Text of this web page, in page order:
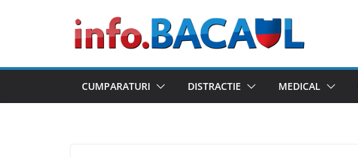
CUMPARATURI DISTRACTIE MEDICAL